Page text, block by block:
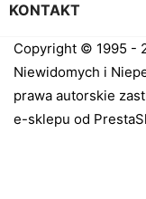
KONTAKT
Copyright © 1995 -
Niewidomych i
prawa autorskie
e-sklepu od